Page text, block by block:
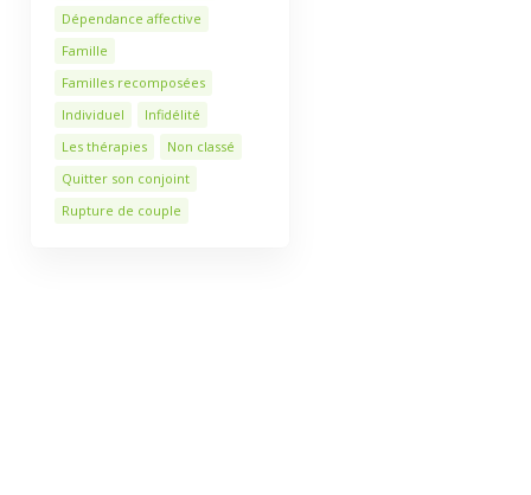
Dépendance affective
Famille
Familles recomposées
Individuel
Infidélité
Les thérapies
Non classé
Quitter son conjoint
Rupture de couple